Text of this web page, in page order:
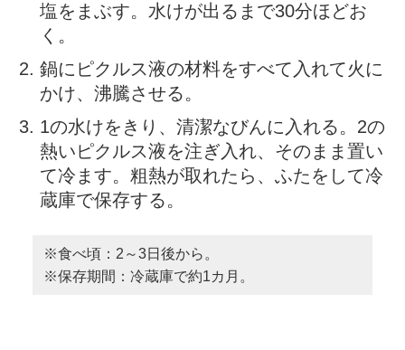
塩をまぶす。水けが出るまで30分ほどお
く。
鍋にピクルス液の材料をすべて入れて火に
かけ、沸騰させる。
1の水けをきり、清潔なびんに入れる。2の
熱いピクルス液を注ぎ入れ、そのまま置い
て冷ます。粗熱が取れたら、ふたをして冷
蔵庫で保存する。
※食べ頃：2～3日後から。
※保存期間：冷蔵庫で約1カ月。